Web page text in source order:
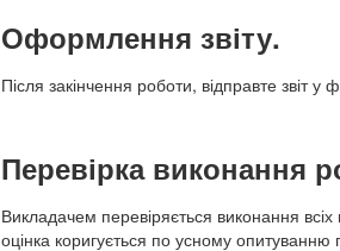
Оформлення звіту.
Після закінчення роботи, відправте звіт
Перевірка виконання
Викладачем перевіряється виконання всіх
оцінка коригується по усному